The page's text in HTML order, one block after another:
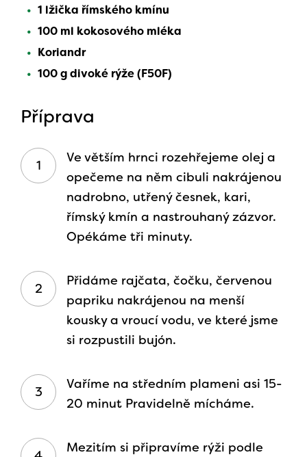
1 lžička římského kmínu
100 ml kokosového mléka
Koriandr
100 g divoké rýže (F50F)
Příprava
Ve větším hrnci rozehřejeme olej a
opečeme na něm cibuli nakrájenou
nadrobno, utřený česnek, kari,
římský kmín a nastrouhaný zázvor.
Opékáme tři minuty.
Přidáme rajčata, čočku, červenou
papriku nakrájenou na menší
kousky a vroucí vodu, ve které jsme
si rozpustili bujón.
Vaříme na středním plameni asi 15-
20 minut Pravidelně mícháme.
Mezitím si připravíme rýži podle